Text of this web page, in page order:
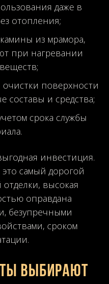
даже в
отопления;
из мрамора,
при нагревании
очистки поверхности
составы и средства;
срока службы
инвестиция.
самый дорогой
высокая
оправдана
безупречными
сроком
выбирают